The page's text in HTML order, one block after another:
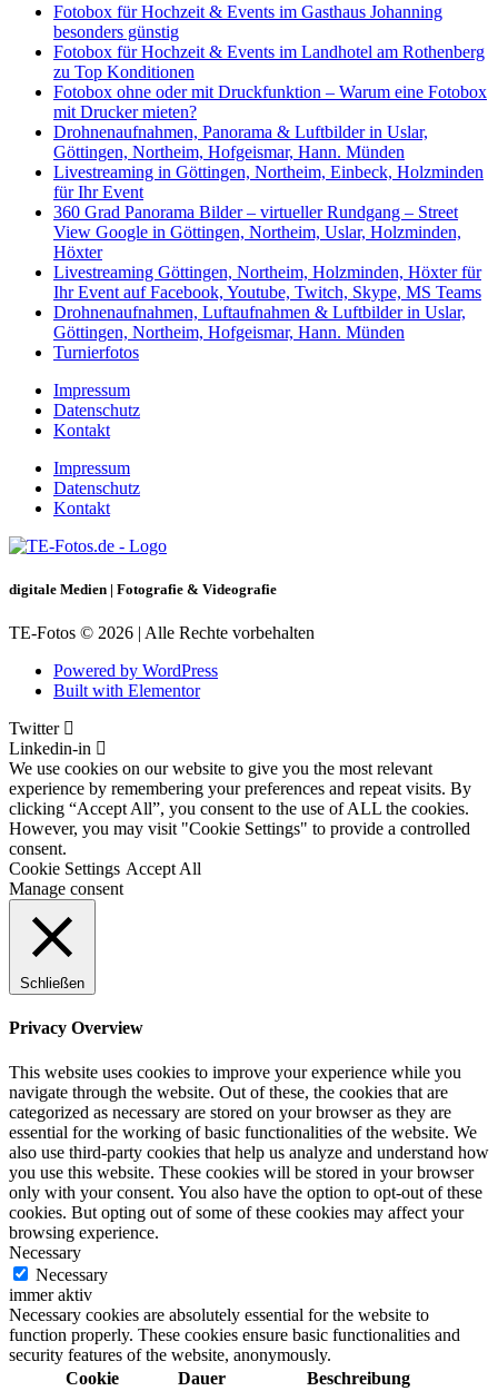
Fotobox für Hochzeit & Events im Gasthaus Johanning
besonders günstig
Fotobox für Hochzeit & Events im Landhotel am Rothenberg
zu Top Konditionen
Fotobox ohne oder mit Druckfunktion – Warum eine Fotobox
mit Drucker mieten?
Drohnenaufnahmen, Panorama & Luftbilder in Uslar,
Göttingen, Northeim, Hofgeismar, Hann. Münden
Livestreaming in Göttingen, Northeim, Einbeck, Holzminden
für Ihr Event
360 Grad Panorama Bilder – virtueller Rundgang – Street
View Google in Göttingen, Northeim, Uslar, Holzminden,
Höxter
Livestreaming Göttingen, Northeim, Holzminden, Höxter für
Ihr Event auf Facebook, Youtube, Twitch, Skype, MS Teams
Drohnenaufnahmen, Luftaufnahmen & Luftbilder in Uslar,
Göttingen, Northeim, Hofgeismar, Hann. Münden
Turnierfotos
Impressum
Datenschutz
Kontakt
Impressum
Datenschutz
Kontakt
digitale Medien | Fotografie & Videografie
TE-Fotos © 2026 | Alle Rechte vorbehalten
Powered by WordPress
Built with Elementor
Twitter
Linkedin-in
We use cookies on our website to give you the most relevant
experience by remembering your preferences and repeat visits. By
clicking “Accept All”, you consent to the use of ALL the cookies.
However, you may visit "Cookie Settings" to provide a controlled
consent.
Cookie Settings Accept All
Manage consent
Schließen
Privacy Overview
This website uses cookies to improve your experience while you
navigate through the website. Out of these, the cookies that are
categorized as necessary are stored on your browser as they are
essential for the working of basic functionalities of the website. We
also use third-party cookies that help us analyze and understand how
you use this website. These cookies will be stored in your browser
only with your consent. You also have the option to opt-out of these
cookies. But opting out of some of these cookies may affect your
browsing experience.
Necessary
Necessary
immer aktiv
Necessary cookies are absolutely essential for the website to
function properly. These cookies ensure basic functionalities and
security features of the website, anonymously.
Cookie
Dauer Beschreibung